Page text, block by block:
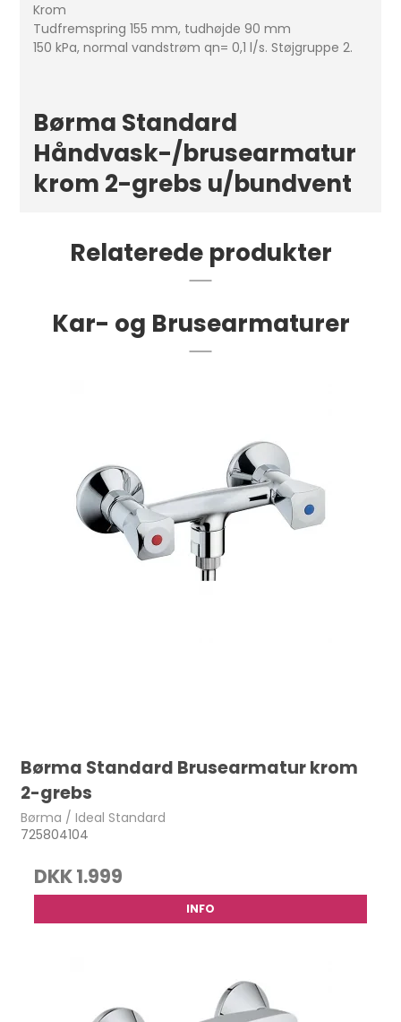
Krom
Tudfremspring 155 mm, tudhøjde 90 mm
150 kPa, normal vandstrøm qn= 0,1 l/s. Støjgruppe 2.
Børma Standard
Håndvask-/brusearmatur
krom 2-grebs u/bundvent
Relaterede produkter
Kar- og Brusearmaturer
Børma Standard Brusearmatur krom
2-grebs
Børma / Ideal Standard
725804104
DKK 1.999
INFO